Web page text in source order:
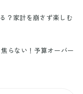
？家計を崩さず楽しむ
らない！予算オーバー